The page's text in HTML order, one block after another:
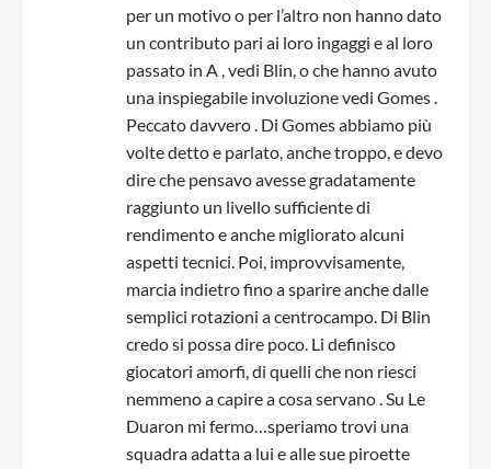
per un motivo o per l’altro non hanno dato
un contributo pari ai loro ingaggi e al loro
passato in A , vedi Blin, o che hanno avuto
una inspiegabile involuzione vedi Gomes .
Peccato davvero . Di Gomes abbiamo più
volte detto e parlato, anche troppo, e devo
dire che pensavo avesse gradatamente
raggiunto un livello sufficiente di
rendimento e anche migliorato alcuni
aspetti tecnici. Poi, improvvisamente,
marcia indietro fino a sparire anche dalle
semplici rotazioni a centrocampo. Di Blin
credo si possa dire poco. Li definisco
giocatori amorfi, di quelli che non riesci
nemmeno a capire a cosa servano . Su Le
Duaron mi fermo…speriamo trovi una
squadra adatta a lui e alle sue piroette